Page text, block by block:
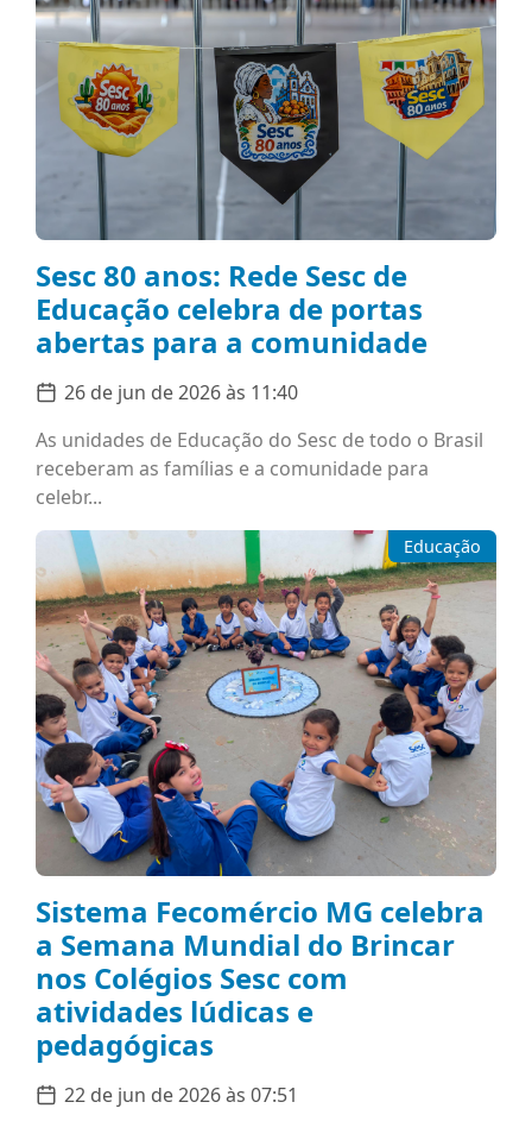
Sesc 80 anos: Rede Sesc de
Educação celebra de portas
abertas para a comunidade
26 de jun de 2026 às 11:40
As unidades de Educação do Sesc de todo o Brasil
receberam as famílias e a comunidade para
celebr...
Educação
Sistema Fecomércio MG celebra
a Semana Mundial do Brincar
nos Colégios Sesc com
atividades lúdicas e
pedagógicas
22 de jun de 2026 às 07:51